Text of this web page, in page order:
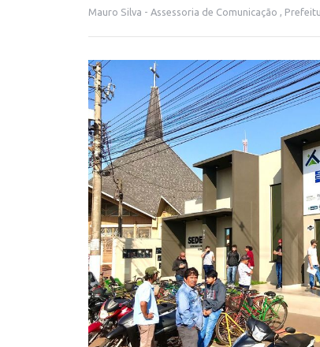
Mauro Silva - Assessoria de Comunicação ,